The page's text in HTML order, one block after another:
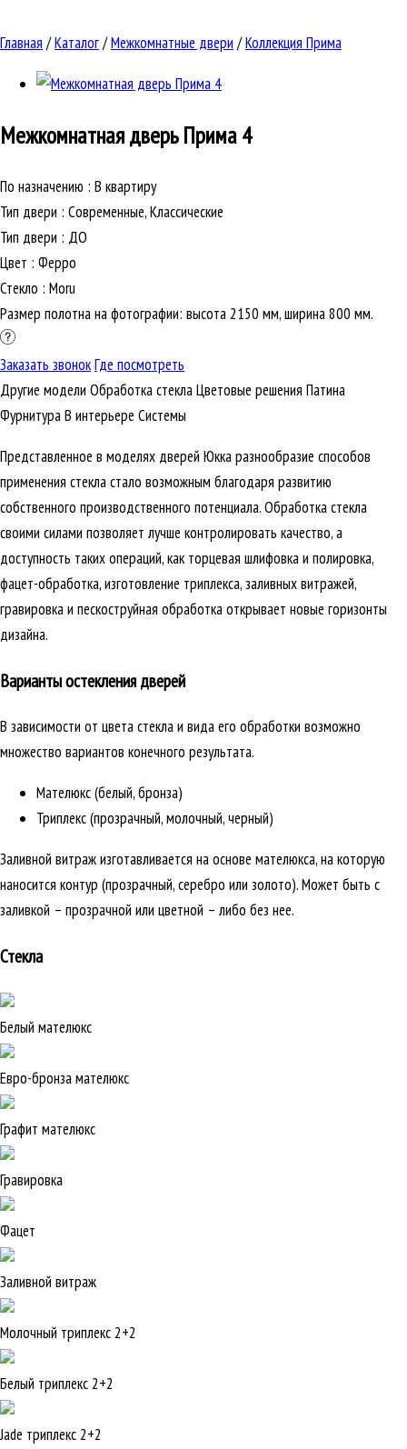
Главная /Каталог/Межкомнатные двери /Коллекция Прима
Межкомнатная дверь Прима 4
По назначению : В квартиру
Тип двери : Современные, Классические
Тип двери : ДО
Цвет : Ферро
Стекло : Moru
Размер полотна на фотографии: высота 2150 мм, ширина 800 мм.
Заказать звонокГде посмотреть
Другие модели Обработка стеклаЦветовые решения Патина
ФурнитураВ интерьере Cистемы
Представленное в моделях дверей Юкка разнообразие способов
применения стекла стало возможным благодаря развитию
собственного производственного потенциала. Обработка стекла
своими силами позволяет лучше контролировать качество, а
доступность таких операций, как торцевая шлифовка и полировка,
фацет-обработка, изготовление триплекса, заливных витражей,
гравировка и пескоструйная обработка открывает новые горизонты
дизайна.
Варианты остекления дверей
В зависимости от цвета стекла и вида его обработки возможно
множество вариантов конечного результата.
Мателюкс (белый, бронза)
Триплекс (прозрачный, молочный, черный)
Заливной витраж изготавливается на основе мателюкса, на которую
наносится контур (прозрачный, серебро или золото). Может быть с
заливкой – прозрачной или цветной – либо без нее.
Стекла
Белый мателюкс
Евро-бронза мателюкс
Графит мателюкс
Гравировка
Фацет
Заливной витраж
Молочный триплекс 2+2
Белый триплекс 2+2
Jade триплекс 2+2